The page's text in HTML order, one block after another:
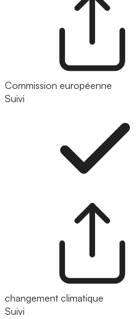
Commission européenne
Suivi
changement climatique
Suivi